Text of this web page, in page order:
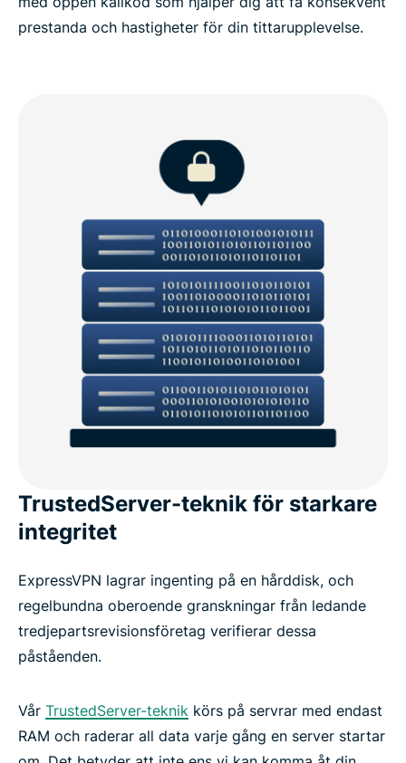
prestanda och hastigheter för din tittarupplevelse.
TrustedServer-teknik för starkare
integritet
ExpressVPN lagrar ingenting på en hårddisk, och
regelbundna oberoende granskningar från ledande
tredjepartsrevisionsföretag verifierar dessa
påståenden.
Vår TrustedServer-teknik körs på servrar med endast
RAM och raderar all data varje gång en server startar